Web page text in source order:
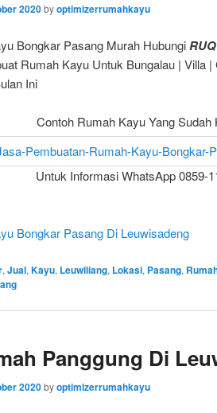
2020byoptimizerrumahkayu
Bongkar Pasang Murah Hubungi
Rumah Kayu Untuk Bungalau | Villa
Ini
Contoh Rumah Kayu Yang Sudah
Untuk Informasi WhatsApp 0859-
Bongkar Pasang Di Leuwisadeng
, Jual, Kayu, Leuwiliang, Lokasi, Pasang,
Panggung Di
2020byoptimizerrumahkayu